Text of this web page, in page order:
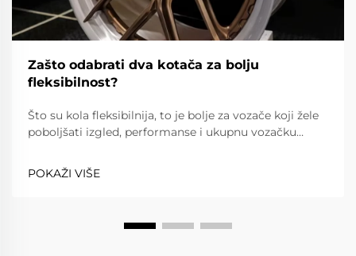
Zašto odabrati dva kotača za bolju
fleksibilnost?
Što su kola fleksibilnija, to je bolje za vozače koji žele
poboljšati izgled, performanse i ukupnu vozačku
jednog kotača jer su šipka i obruč odvojeni, što...
POKAŽI VIŠE